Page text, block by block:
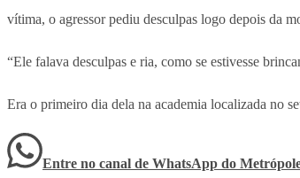
vítima, o agressor pediu desculpas logo depois da
“Ele falava desculpas e ria, como se estivesse
Era o primeiro dia dela na academia localizada no
Entre no canal de WhatsApp do